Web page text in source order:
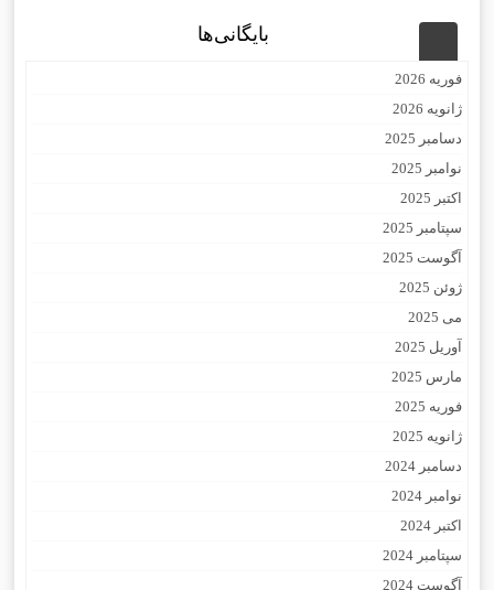
بایگانی‌ها
فوریه 2026
ژانویه 2026
دسامبر 2025
نوامبر 2025
اکتبر 2025
سپتامبر 2025
آگوست 2025
ژوئن 2025
می 2025
آوریل 2025
مارس 2025
فوریه 2025
ژانویه 2025
دسامبر 2024
نوامبر 2024
اکتبر 2024
سپتامبر 2024
آگوست 2024